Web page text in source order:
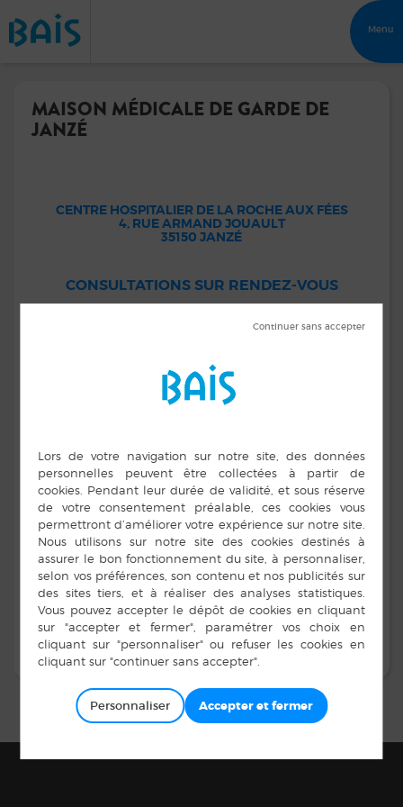
Menu
MAISON MÉDICALE DE GARDE DE
JANZÉ
CENTRE HOSPITALIER DE LA ROCHE AUX FÉES
4, RUE ARMAND JOUAULT
35150 JANZÉ
CONSULTATIONS SUR RENDEZ-VOUS
AU SEIN DU CENTRE HOSPITALIER
Le samedi : 12h – 20h
Dimanche et jours fériés : 9h – 20h
EN DEHORS DE CES HORAIRES ET POUR
TOUTE URGENCE VITALE, MERCI DE
COMPOSER LE 15
Personnaliser